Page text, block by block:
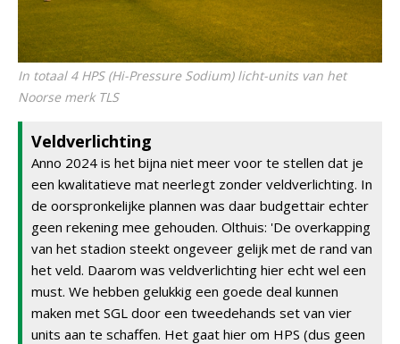
In totaal 4 HPS (Hi-Pressure Sodium) licht-units van het
Noorse merk TLS
Veldverlichting
Anno 2024 is het bijna niet meer voor te stellen dat je
een kwalitatieve mat neerlegt zonder veldverlichting. In
de oorspronkelijke plannen was daar budgettair echter
geen rekening mee gehouden. Olthuis: 'De overkapping
van het stadion steekt ongeveer gelijk met de rand van
het veld. Daarom was veldverlichting hier echt wel een
must. We hebben gelukkig een goede deal kunnen
maken met SGL door een tweedehands set van vier
units aan te schaffen. Het gaat hier om HPS (dus geen